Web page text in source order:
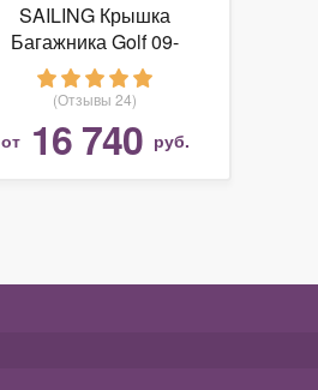
SAILING Крышка
Багажника Golf 09-
(Отзывы 24)
от 16 740 руб.